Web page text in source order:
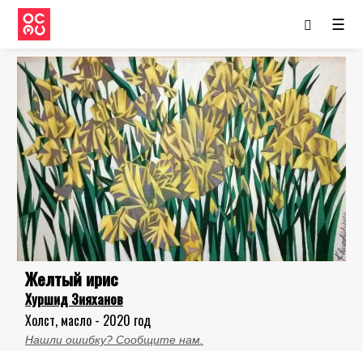
☰
Желтый ирис
Хуршид Зияханов
Холст, масло - 2020 год
Нашли ошибку? Сообщите нам.